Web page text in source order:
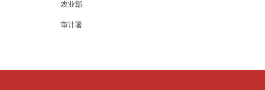
农业部
审计署